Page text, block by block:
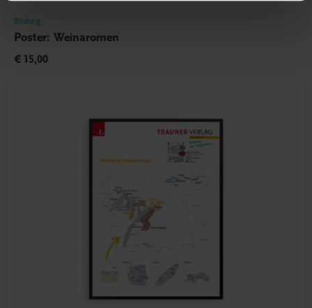
Bildung
Poster: Weinaromen
€ 15,00